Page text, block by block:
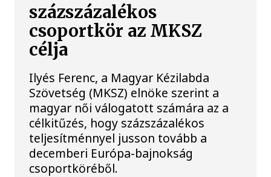
százszázalékos
csoportkör az MKSZ
célja
Ilyés Ferenc, a Magyar Kézilabda
Szövetség (MKSZ) elnöke szerint a
magyar női válogatott számára az a
célkitűzés, hogy százszázalékos
teljesítménnyel jusson tovább a
decemberi Európa-bajnokság
csoportköréből.